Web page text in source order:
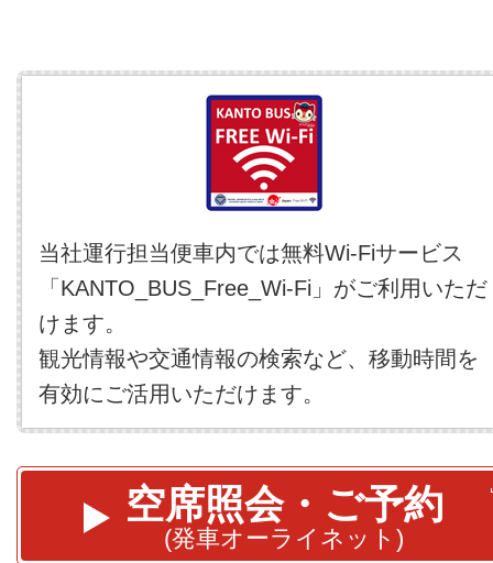
当社運行担当便車内では無料Wi-Fiサービス
「KANTO_BUS_Free_Wi-Fi」がご利用いただ
けます。
観光情報や交通情報の検索など、移動時間を
有効にご活用いただけます。
空席照会・ご予約
(発車オーライネット)